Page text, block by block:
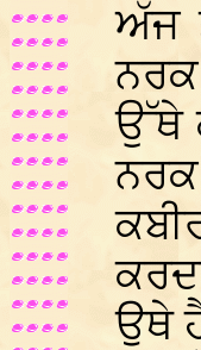
ਅੱਜ
ਉੱਥੇ
ਉਥੇ